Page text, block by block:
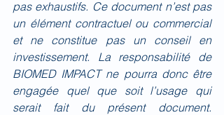
pas exhaustifs. Ce document n’est pas
un élément contractuel ou commercial
et ne constitue pas un conseil en
investissement. La responsabilité de
BIOMED IMPACT ne pourra donc être
engagée quel que soit l’usage qui
serait fait du présent document.